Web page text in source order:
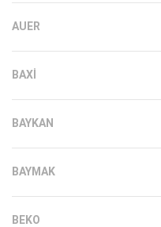
AUER
BAXI
BAYKAN
BAYMAK
BEKO